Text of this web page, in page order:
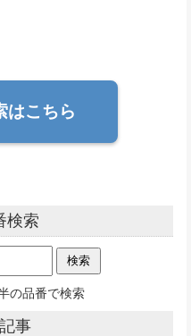
はこちら
検索
の品番で検索
事